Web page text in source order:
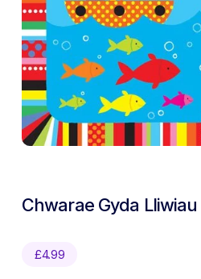
Chwarae Gyda Lliwiau
£4.99